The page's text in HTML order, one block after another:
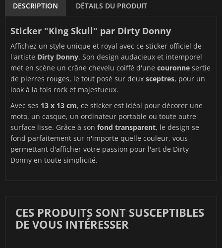
DESCRIPTION DÉTAILS DU PRODUIT
Sticker "King Skull" par Dirty Donny
Affichez un style unique et royal avec ce sticker officiel de
l'artiste Dirty Donny. Son design audacieux et intemporel
met en scène un crâne chevelu coiffé d'une couronne sertie
de pierres rouges, le tout posé sur deux sceptres, pour un
look à la fois rock et majestueux.
Avec ses 13 x 13 cm, ce sticker est idéal pour décorer une
moto, un casque, un ordinateur portable ou toute autre
surface lisse. Grâce à son fond transparent, le design se
fond parfaitement sur n'importe quelle couleur, vous
permettant d'afficher votre passion pour l'art de Dirty
Donny en toute simplicité.
CES PRODUITS SONT SUSCEPTIBLES
DE VOUS INTÉRESSER